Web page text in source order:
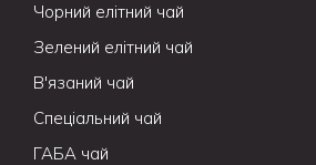
Чорний елітний чай
Зелений елітний чай
В'язаний чай
Спеціальний чай
ГАБА чай